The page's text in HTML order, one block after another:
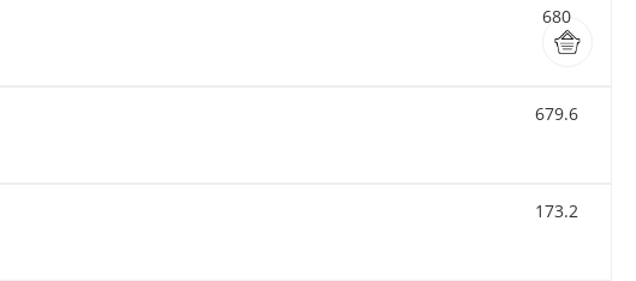
680
679.6
173.2